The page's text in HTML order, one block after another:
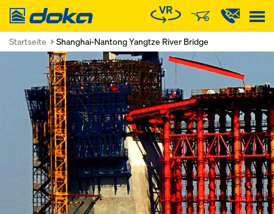
Doka
Startseite Shanghai-Nantong Yangtze River Bridge